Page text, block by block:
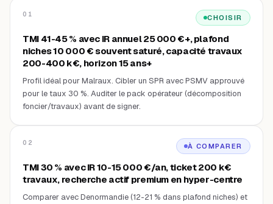
01 CHOISIR
TMI 41-45 % avec IR annuel 25 000 €+, plafond
niches 10 000 € souvent saturé, capacité travaux
200-400 k€, horizon 15 ans+
Profil idéal pour Malraux. Cibler un SPR avec PSMV approuvé
pour le taux 30 %. Auditer le pack opérateur (décomposition
foncier/travaux) avant de signer.
02 À COMPARER
TMI 30 % avec IR 10-15 000 €/an, ticket 200 k€
travaux, recherche actif premium en hyper-centre
Comparer avec Denormandie (12-21 % dans plafond niches) et